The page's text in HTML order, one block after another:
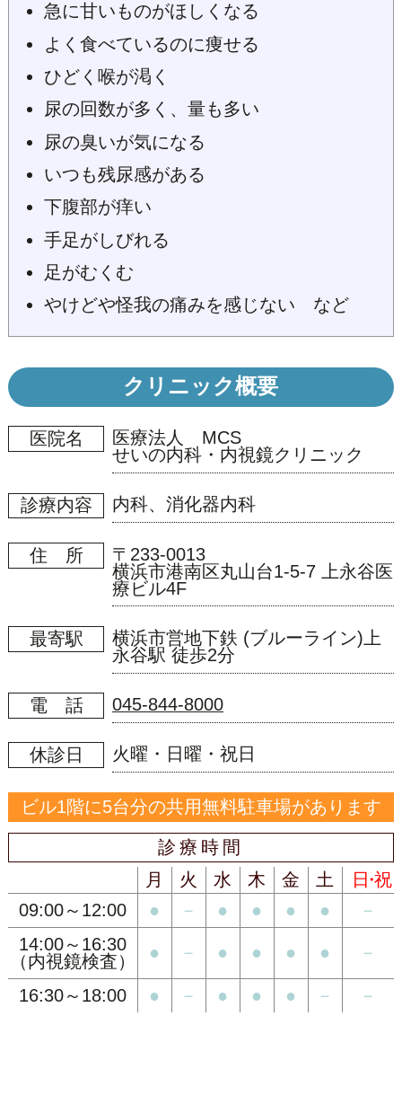
急に甘いものがほしくなる
よく食べているのに痩せる
ひどく喉が渇く
尿の回数が多く、量も多い
尿の臭いが気になる
いつも残尿感がある
下腹部が痒い
手足がしびれる
足がむくむ
やけどや怪我の痛みを感じない など
クリニック概要
医院名
医療法人 MCS
せいの内科・内視鏡クリニック
診療内容 内科、消化器内科
住 所
〒233-0013
横浜市港南区丸山台1-5-7 上永谷医
療ビル4F
最寄駅
横浜市営地下鉄 (ブルーライン)上
永谷駅 徒歩2分
電 話 045-844-8000
休診日 火曜・日曜・祝日
ビル1階に5台分の共用無料駐車場があります
診療時間
月 火 水 木 金 土
日・祝
09:00～12:00
● － ● ● ● ●
－
14:00～16:30
（内視鏡検査）
● － ● ● ● ● －
16:30～18:00 ● － ● ● ● － －